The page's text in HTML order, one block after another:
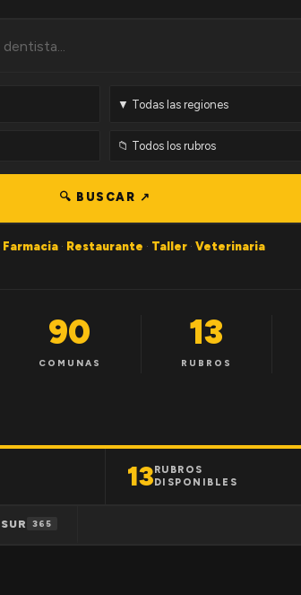
🔍 BUSCAR ↗
Farmacia · Restaurante · Taller · Veterinaria
90
COMUNAS
13
RUBROS
13RUBROS
DISPONIBLES
SUR 365